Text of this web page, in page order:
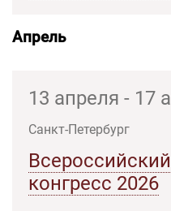
Апрель
13 апреля - 17
Санкт-Петербург
конгресс 2026